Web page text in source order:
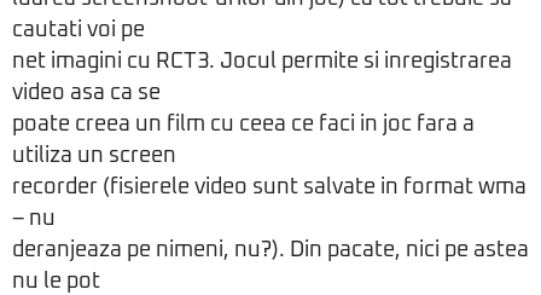
cautati voi pe
net imagini cu RCT3. Jocul permite si inregistrarea
video asa ca se
poate creea un film cu ceea ce faci in joc fara a
utiliza un screen
recorder (fisierele video sunt salvate in format wma
– nu
deranjeaza pe nimeni, nu?). Din pacate, nici pe astea
nu le pot